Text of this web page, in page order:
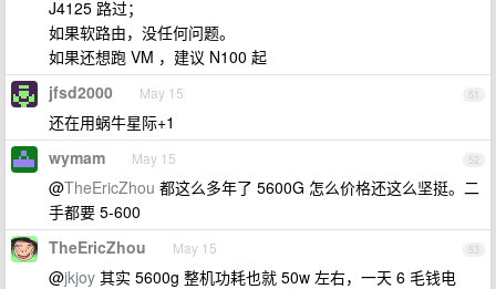
J4125 路过；
如果软路由，没任何问题。
如果还想跑 VM ，建议 N100 起
51
jfsd2000 May 15
还在用蜗牛星际+1
52
wymam May 15
@TheEricZhou 都这么多年了 5600G 怎么价格还这么坚挺。二
手都要 5-600
53
TheEricZhou May 15
@jkjoy 其实 5600g 整机功耗也就 50w 左右，一天 6 毛钱电